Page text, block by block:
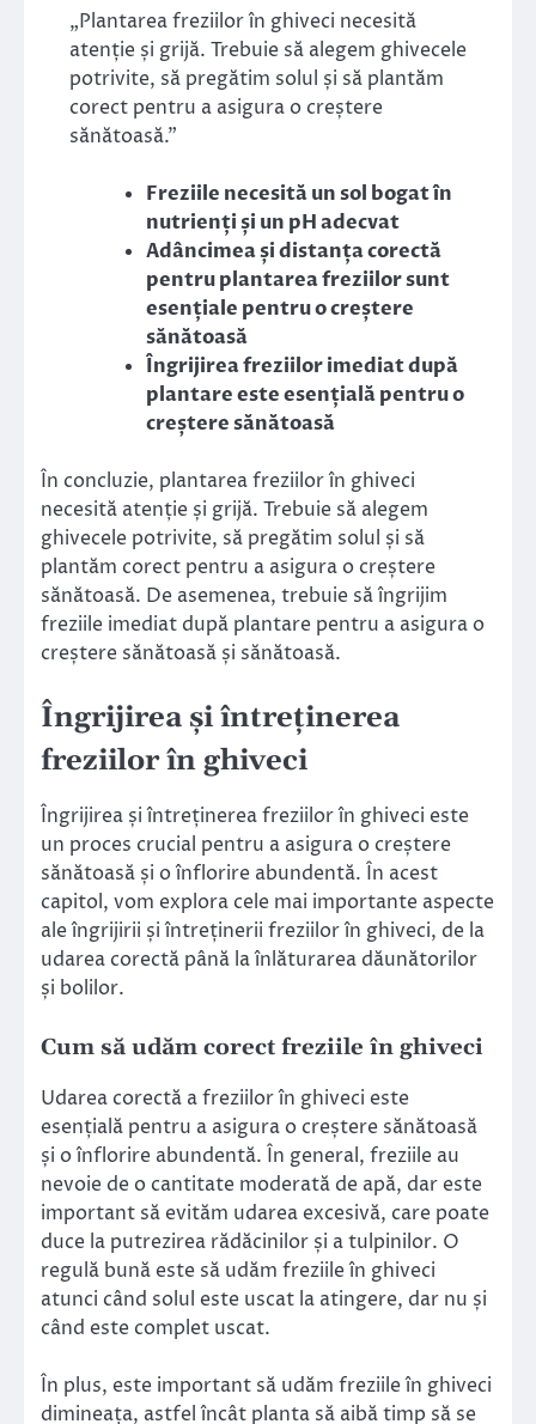
„Plantarea freziilor în ghiveci necesită
atenție și grijă. Trebuie să alegem ghivecele
potrivite, să pregătim solul și să plantăm
corect pentru a asigura o creștere
sănătoasă.”
Freziile necesită un sol bogat în
nutrienți și un pH adecvat
Adâncimea și distanța corectă
pentru plantarea freziilor sunt
esențiale pentru o creștere
sănătoasă
Îngrijirea freziilor imediat după
plantare este esențială pentru o
creștere sănătoasă
În concluzie, plantarea freziilor în ghiveci
necesită atenție și grijă. Trebuie să alegem
ghivecele potrivite, să pregătim solul și să
plantăm corect pentru a asigura o creștere
sănătoasă. De asemenea, trebuie să îngrijim
freziile imediat după plantare pentru a asigura o
creștere sănătoasă și sănătoasă.
Îngrijirea și întreținerea
freziilor în ghiveci
Îngrijirea și întreținerea freziilor în ghiveci este
un proces crucial pentru a asigura o creștere
sănătoasă și o înflorire abundentă. În acest
capitol, vom explora cele mai importante aspecte
ale îngrijirii și întreținerii freziilor în ghiveci, de la
udarea corectă până la înlăturarea dăunătorilor
și bolilor.
Cum să udăm corect freziile în ghiveci
Udarea corectă a freziilor în ghiveci este
esențială pentru a asigura o creștere sănătoasă
și o înflorire abundentă. În general, freziile au
nevoie de o cantitate moderată de apă, dar este
important să evităm udarea excesivă, care poate
duce la putrezirea rădăcinilor și a tulpinilor. O
regulă bună este să udăm freziile în ghiveci
atunci când solul este uscat la atingere, dar nu și
când este complet uscat.
În plus, este important să udăm freziile în ghiveci
dimineața, astfel încât planta să aibă timp să se